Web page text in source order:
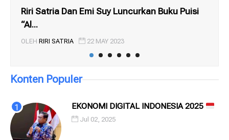
Riri Satria Dan Emi Suy Luncurkan Buku Puisi
“Al...
OLEH RIRI SATRIA 22 MAY 2023
Konten Populer
EKONOMI DIGITAL INDONESIA 2025
Jul 02, 2025